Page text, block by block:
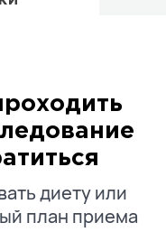
диету или
план приема